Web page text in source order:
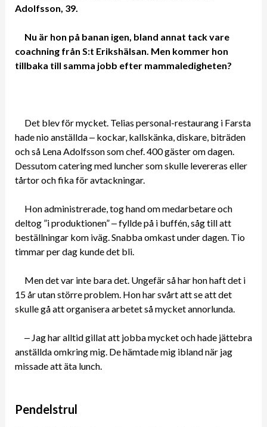
Adolfsson, 39.
Nu är hon på banan igen, bland annat tack vare
coachning från S:t Erikshälsan. Men kommer hon
tillbaka till samma jobb efter mammaledigheten?
Det blev för mycket. Telias personal-restaurang i Farsta
hade nio anställda ‒ kockar, kallskänka, diskare, biträden
och så Lena Adolfsson som chef. 400 gäster om dagen.
Dessutom catering med luncher som skulle levereras eller
tårtor och fika för avtackningar.
Hon administrerade, tog hand om medarbetare och
deltog ”i produktionen” ‒ fyllde på i buffén, såg till att
beställningar kom iväg. Snabba omkast under dagen. Tio
timmar per dag kunde det bli.
Men det var inte bara det. Ungefär så har hon haft det i
15 år utan större problem. Hon har svårt att se att det
skulle gå att organisera arbetet så mycket annorlunda.
‒ Jag har alltid gillat att jobba mycket och hade jättebra
anställda omkring mig. De hämtade mig ibland när jag
missade att äta lunch.
Pendelstrul